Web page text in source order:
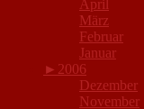
April
März
Februar
Januar
► 2006
Dezember
November